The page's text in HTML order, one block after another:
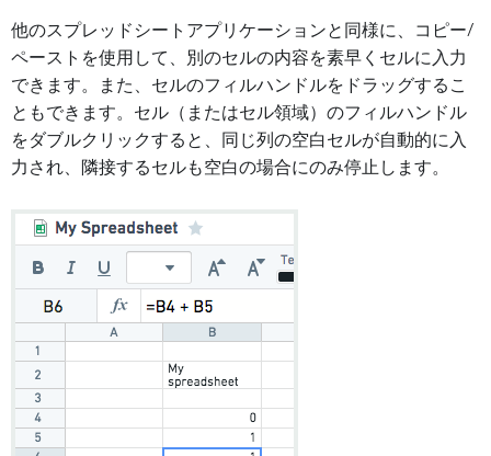
他のスプレッドシートアプリケーションと同様に、コピー/
ペーストを使用して、別のセルの内容を素早くセルに入力
できます。また、セルのフィルハンドルをドラッグするこ
ともできます。セル（またはセル領域）のフィルハンドル
をダブルクリックすると、同じ列の空白セルが自動的に入
力され、隣接するセルも空白の場合にのみ停止します。